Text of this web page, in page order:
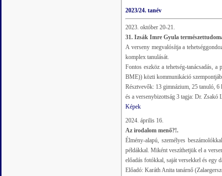
2023/24. tanév
2023. október 20-21.
31. Izsák Imre Gyula
A verseny megvalósítja a
komplex tanulását.
Fontos eszköz a tehetség-tanácsadás,
BME)) közti kommunikáció
Résztvevők: 13 gimnázium, 25 tanuló,
és a versenybizottság 3 tagja: Dr.
Képek
2024. április 16.
Az irodalom menő?!.
Élmény-alapú, személyes
példákkal. Miként veszíthetjük el a
előadás fotókkal, saját versekkel és egy
Előadó: Karáth Anita tanárnő